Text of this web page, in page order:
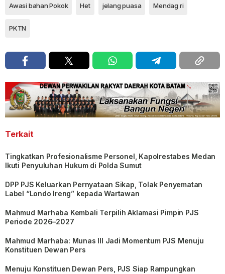
Awasi bahan Pokok Het jelang puasa Mendag ri
PKTN
Terkait
Tingkatkan Profesionalisme Personel, Kapolrestabes Medan
Ikuti Penyuluhan Hukum di Polda Sumut
DPP PJS Keluarkan Pernyataan Sikap, Tolak Penyematan
Label “Londo Ireng” kepada Wartawan
Mahmud Marhaba Kembali Terpilih Aklamasi Pimpin PJS
Periode 2026–2027
Mahmud Marhaba: Munas III Jadi Momentum PJS Menuju
Konstituen Dewan Pers
Menuju Konstituen Dewan Pers, PJS Siap Rampungkan